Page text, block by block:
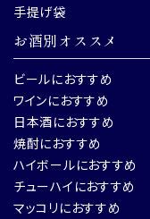
手提げ袋
お酒別オススメ
ビールにおすすめ
ワインにおすすめ
日本酒におすすめ
焼酎におすすめ
ハイボールにおすすめ
チューハイにおすすめ
マッコリにおすすめ